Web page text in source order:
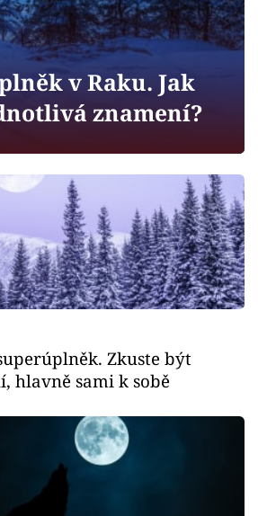
Karlovy Vary
v Raku. Jak
znamení?
Zkuste být
hlavně sami k sobě